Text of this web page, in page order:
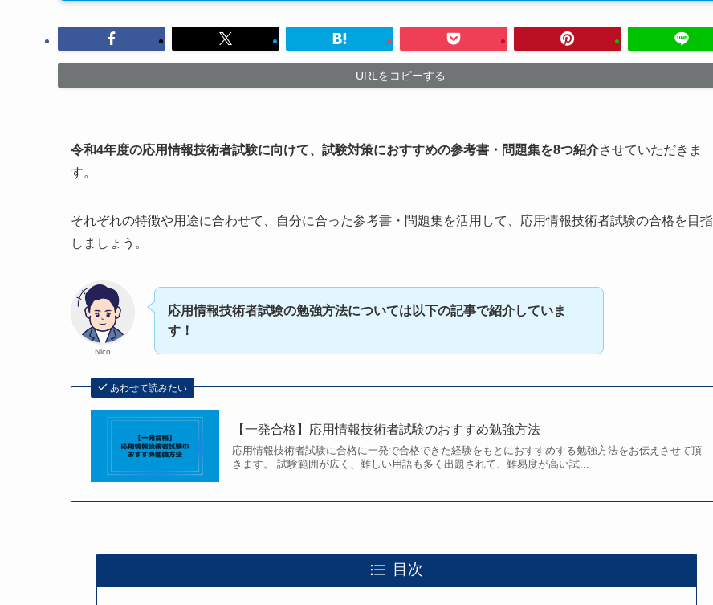
URLをコピーする
令和4年度の応用情報技術者試験に向けて、試験対策におすすめの参考書・問題集を8つ紹介させていただきま
す。
それぞれの特徴や用途に合わせて、自分に合った参考書・問題集を活用して、応用情報技術者試験の合格を目指
しましょう。
Nico
応用情報技術者試験の勉強方法については以下の記事で紹介していま
す！
あわせて読みたい
【一発合格】応用情報技術者試験のおすすめ勉強方法
応用情報技術者試験に合格に一発で合格できた経験をもとにおすすめする勉強方法をお伝えさせて頂
きます。 試験範囲が広く、難しい用語も多く出題されて、難易度が高い試...
目次